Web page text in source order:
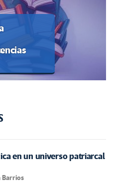
en un universo patriarcal
Barrios